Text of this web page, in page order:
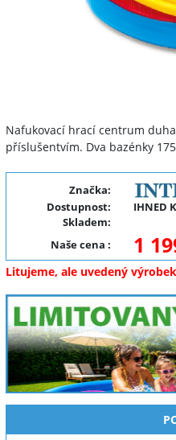
Nafukovací hrací centrum
příslušentvím. Dva bazénky
Značka:
Dostupnost:
IHNED
Skladem:
Naše cena : 1
Litujeme, ale uvedený